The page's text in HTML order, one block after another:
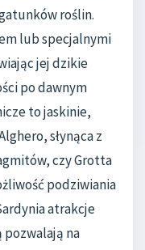
roślin.
lub specjalnymi
jej dzikie
po dawnym
to jaskinie,
słynąca z
czy Grotta
podziwiania
atrakcje
na